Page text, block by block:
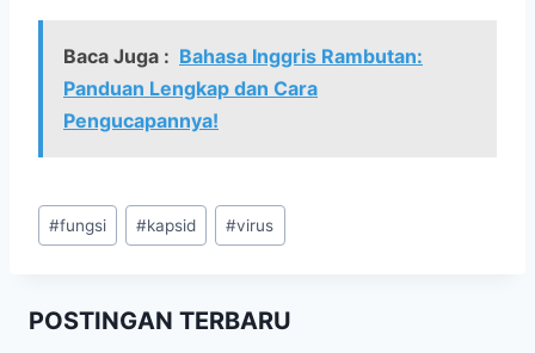
Baca Juga : Bahasa Inggris Rambutan:
Panduan Lengkap dan Cara
Pengucapannya!
Post
Tags:
#fungsi #kapsid #virus
POSTINGAN TERBARU